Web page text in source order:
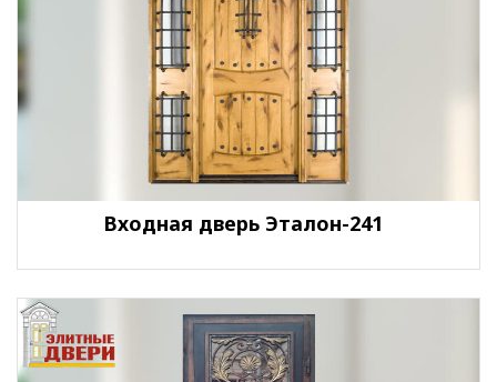
Входная дверь Эталон-241